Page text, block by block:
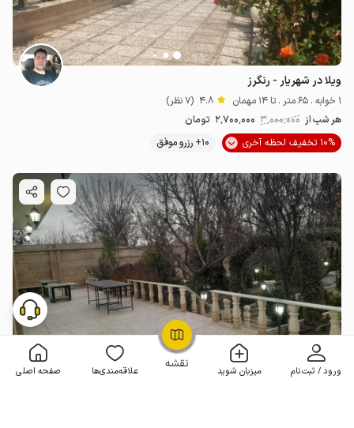
نقشه ورود / ثبت‌نام میزبان شوید علاقه‌مندی‌ها صفحه اصلی
OpenStreetMap
ویلا در شهریار - رنگرز
1 خوابه . 65 متر . تا 14 مهمان 4.8 (7 نظر)
هر شب از 3٬000٬000 2٬700٬000 تومان
10% تخفیف لحظه آخری
10+ رزرو موفق